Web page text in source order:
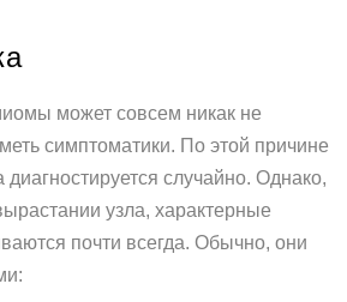
может совсем никак не
симптоматики. По этой причине
диагностируется случайно. Однако,
узла, характерные
почти всегда. Обычно, они